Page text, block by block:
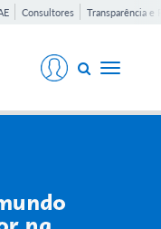
Consultores Transparência e
Toggle